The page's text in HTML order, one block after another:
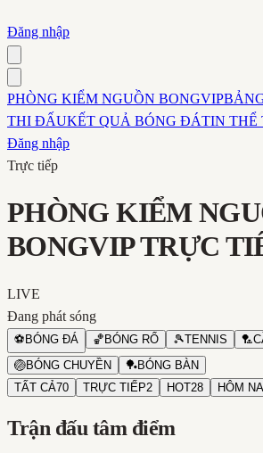
Đăng nhập
PHÒNG KIỂM NGUỒN BONGVIP
THI ĐẤUKẾT QUẢ BÓNG ĐÁTIN THỂ
Đăng nhập
Trực tiếp
PHÒNG KIỂM
BONGVIP TRỰC
LIVE
Đang phát sóng
⚽ BÓNG ĐÁ 🏀 BÓNG RỔ 🎾TENNIS 🏸
🏐BÓNG CHUYỀN 🏓BÓNG BÀN
TẤT CẢ70 TRỰC TIẾP2 HOT28 HÔM
Trận đấu tâm điểm